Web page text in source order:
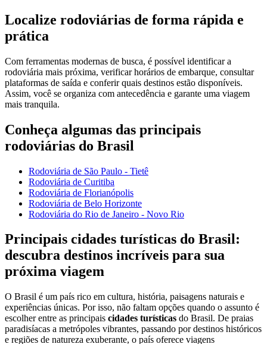
Localize rodoviárias de forma rápida e
prática
Com ferramentas modernas de busca, é possível identificar a
rodoviária mais próxima, verificar horários de embarque, consultar
plataformas de saída e conferir quais destinos estão disponíveis.
Assim, você se organiza com antecedência e garante uma viagem
mais tranquila.
Conheça algumas das principais
rodoviárias do Brasil
Rodoviária de São Paulo - Tietê
Rodoviária de Curitiba
Rodoviária de Florianópolis
Rodoviária de Belo Horizonte
Rodoviária do Rio de Janeiro - Novo Rio
Principais cidades turísticas do Brasil:
descubra destinos incríveis para sua
próxima viagem
O Brasil é um país rico em cultura, história, paisagens naturais e
experiências únicas. Por isso, não faltam opções quando o assunto é
escolher entre as principais cidades turísticas do Brasil. De praias
paradisíacas a metrópoles vibrantes, passando por destinos históricos
e regiões de natureza exuberante, o país oferece viagens